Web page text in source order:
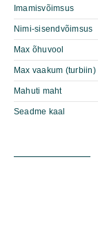
Imamisvõimsus
Nimi-sisendvõimsus
Max õhuvool
Max vaakum (turbiin)
Mahuti maht
Seadme kaal